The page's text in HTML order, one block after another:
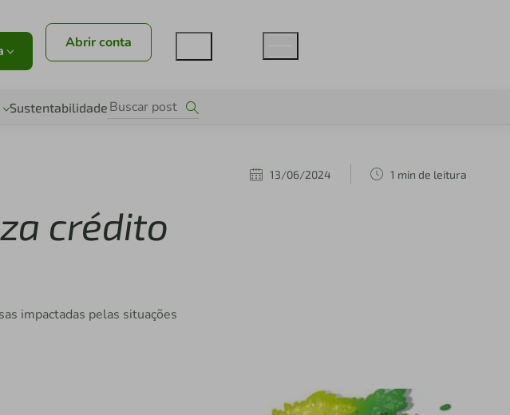
Abrir conta
Sustentabilidade
13/06/2024 1 min de leitura
crédito
impactadas pelas situações